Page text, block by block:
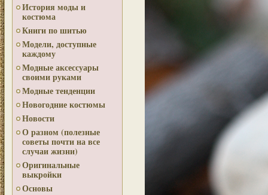
История моды и
костюма
Книги по шитью
Модели, доступные
каждому
Модные аксессуары
своими руками
Модные тенденции
Новогодние костюмы
Новости
О разном (полезные
советы почти на все
случаи жизни)
Оригинальные
выкройки
Основы